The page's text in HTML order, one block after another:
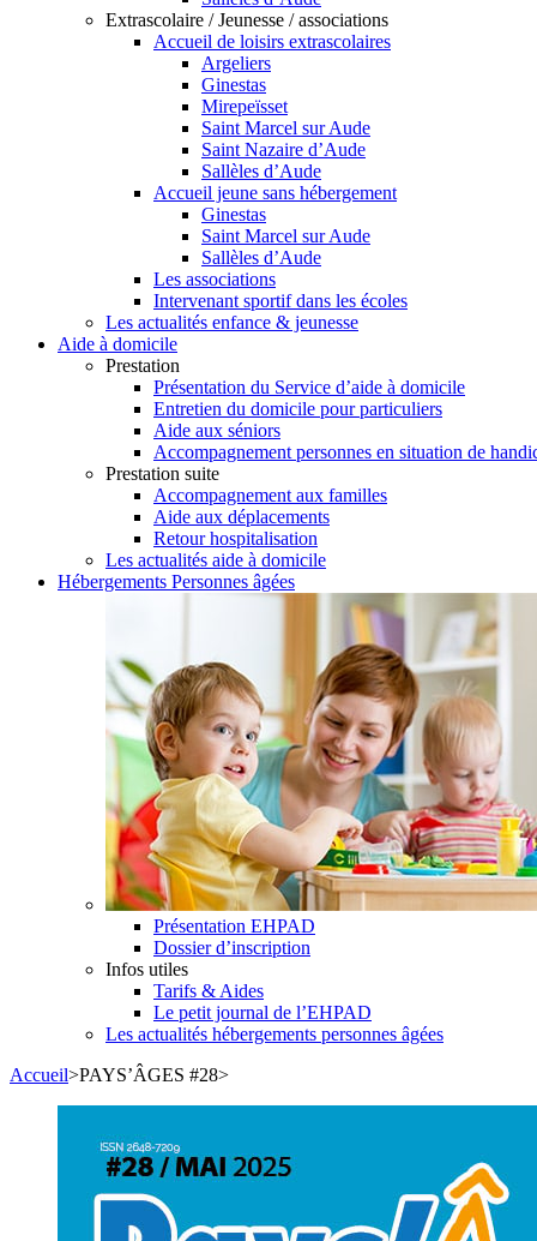
Extrascolaire / Jeunesse / associations
Accueil de loisirs extrascolaires
Argeliers
Ginestas
Mirepeïsset
Saint Marcel sur Aude
Saint Nazaire d’Aude
Sallèles d’Aude
Accueil jeune sans hébergement
Ginestas
Saint Marcel sur Aude
Sallèles d’Aude
Les associations
Intervenant sportif dans les écoles
Les actualités enfance & jeunesse
Aide à domicile
Prestation
Présentation du Service d’aide à domicile
Entretien du domicile pour particuliers
Aide aux séniors
Accompagnement personnes en situation de
Prestation suite
Accompagnement aux familles
Aide aux déplacements
Retour hospitalisation
Les actualités aide à domicile
Hébergements Personnes âgées
Présentation EHPAD
Dossier d’inscription
Infos utiles
Tarifs & Aides
Le petit journal de l’EHPAD
Les actualités hébergements personnes âgées
Accueil>PAYS’ÂGES #28>